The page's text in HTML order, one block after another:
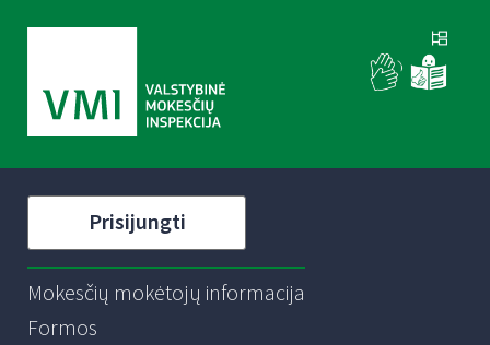
Prisijungti
Mokesčių mokėtojų informacija
Formos